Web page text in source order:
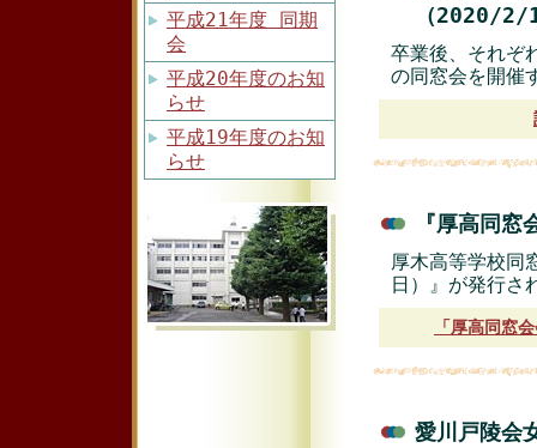
平成21年度 同期
会
平成20年度のお知
らせ
平成19年度のお知
らせ
（2020/2/
卒業後、それぞ
の同窓会を開催
『厚高同
厚木高等学校同
日）』が発行さ
「厚高同窓
愛川戸陵会